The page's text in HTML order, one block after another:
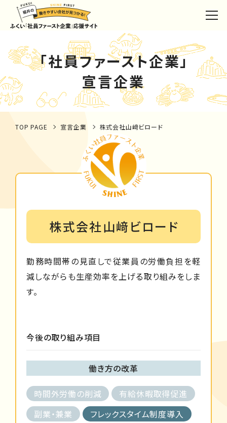
「社員ファースト企業」
宣言企業
TOP PAGE 宣言企業 株式会社山﨑ビロード
株式会社山﨑ビロード
勤務時間帯の見直しで従業員の労働負担を軽
減しながらも生産効率を上げる取り組みをしま
す。
今後の取り組み項目
働き方の改革
時間外労働の削減
有給休暇取得促進
副業・兼業
フレックスタイム制度導入